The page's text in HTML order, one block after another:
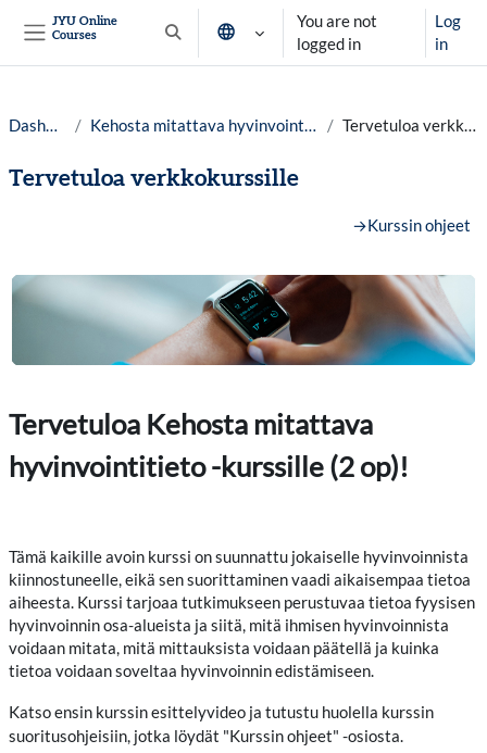
JYU Online
Courses
Toggle search input
You are not
logged in
Log
in
Dashboard Kehosta mitattava hyvinvointitieto lv.25-26 Tervetuloa verkkokurssille
Tervetuloa verkkokurssille
→Kurssin ohjeet
Tervetuloa Kehosta mitattava
hyvinvointitieto -kurssille (2 op)!
Tämä kaikille avoin kurssi on suunnattu jokaiselle hyvinvoinnista
kiinnostuneelle, eikä sen suorittaminen vaadi aikaisempaa tietoa
aiheesta. Kurssi tarjoaa tutkimukseen perustuvaa tietoa fyysisen
hyvinvoinnin osa-alueista ja siitä, mitä ihmisen hyvinvoinnista
voidaan mitata, mitä mittauksista voidaan päätellä ja kuinka
tietoa voidaan soveltaa hyvinvoinnin edistämiseen.
Katso ensin kurssin esittelyvideo ja tutustu huolella kurssin
suoritusohjeisiin, jotka löydät "Kurssin ohjeet" -osiosta.